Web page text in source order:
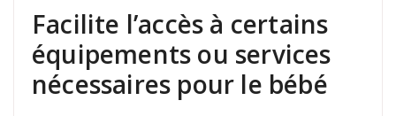
Facilite l’accès à certains
équipements ou services
nécessaires pour le bébé